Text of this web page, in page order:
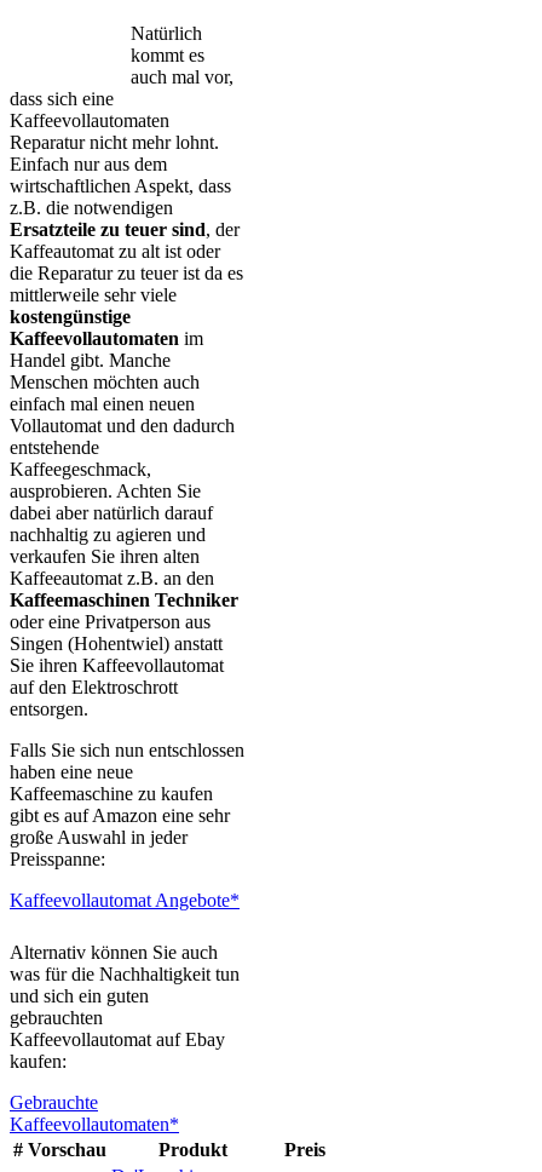
Natürlich
kommt es
auch mal vor,
dass sich eine
Kaffeevollautomaten
Reparatur nicht mehr lohnt.
Einfach nur aus dem
wirtschaftlichen Aspekt, dass
z.B. die notwendigen
Ersatzteile zu teuer sind, der
Kaffeautomat zu alt ist oder
die Reparatur zu teuer ist da es
mittlerweile sehr viele
kostengünstige
Kaffeevollautomaten im
Handel gibt. Manche
Menschen möchten auch
einfach mal einen neuen
Vollautomat und den dadurch
entstehende
Kaffeegeschmack,
ausprobieren. Achten Sie
dabei aber natürlich darauf
nachhaltig zu agieren und
verkaufen Sie ihren alten
Kaffeeautomat z.B. an den
Kaffeemaschinen Techniker
oder eine Privatperson aus
Singen (Hohentwiel) anstatt
Sie ihren Kaffeevollautomat
auf den Elektroschrott
entsorgen.
Falls Sie sich nun entschlossen
haben eine neue
Kaffeemaschine zu kaufen
gibt es auf Amazon eine sehr
große Auswahl in jeder
Preisspanne:
Kaffeevollautomat Angebote*
Alternativ können Sie auch
was für die Nachhaltigkeit tun
und sich ein guten
gebrauchten
Kaffeevollautomat auf Ebay
kaufen:
Gebrauchte
Kaffeevollautomaten*
# Vorschau Produkt Preis